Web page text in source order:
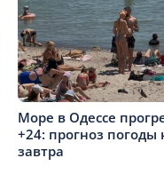
Море в Одессе
+24: прогноз погоды
завтра